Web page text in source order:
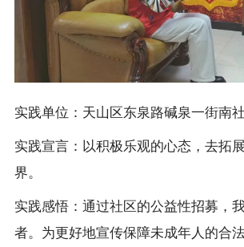
实践单位：天山区东泉路碱泉一街南
实践宣言：以积极乐观的心态，去拓
界。
实践感悟：通过社区的公益性招募，
者。为更好地宣传保障未成年人的合